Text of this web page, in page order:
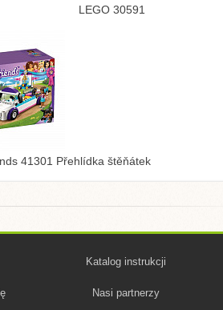
LEGO 30591
41301 Přehlídka štěňátek
Katalog instrukcji
Nasi partnerzy